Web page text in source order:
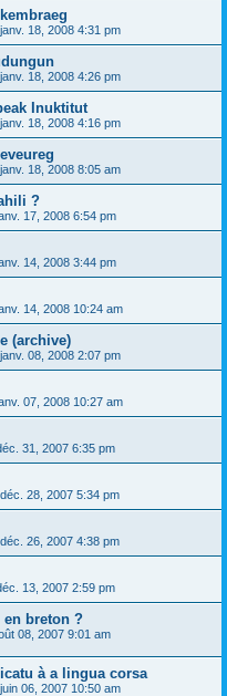
18, 2008 4:31 pm
18, 2008 4:26 pm
Inuktitut
18, 2008 4:16 pm
18, 2008 8:05 am
?
17, 2008 6:54 pm
14, 2008 3:44 pm
14, 2008 10:24 am
(archive)
08, 2008 2:07 pm
07, 2008 10:27 am
31, 2007 6:35 pm
28, 2007 5:34 pm
26, 2007 4:38 pm
13, 2007 2:59 pm
en breton ?
08, 2007 9:01 am
à a lingua corsa
06, 2007 10:50 am